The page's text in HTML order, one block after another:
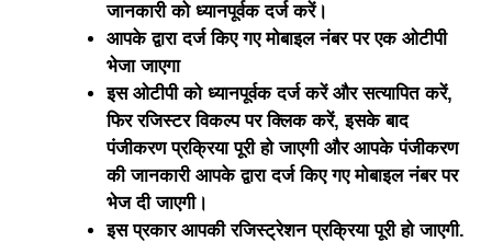
जानकारी को ध्यानपूर्वक दर्ज करें।
आपके द्वारा दर्ज किए गए मोबाइल नंबर पर एक ओटीपी
भेजा जाएगा
इस ओटीपी को ध्यानपूर्वक दर्ज करें और सत्यापित करें,
फिर रजिस्टर विकल्प पर क्लिक करें, इसके बाद
पंजीकरण प्रक्रिया पूरी हो जाएगी और आपके पंजीकरण
की जानकारी आपके द्वारा दर्ज किए गए मोबाइल नंबर पर
भेज दी जाएगी।
इस प्रकार आपकी रजिस्ट्रेशन प्रक्रिया पूरी हो जाएगी.